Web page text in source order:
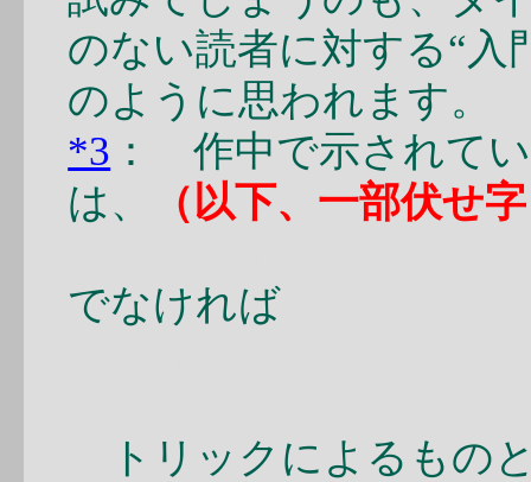
のない読者に対する“入
のように思われます。
*3 ： 作中で示されて
は、
（以下、一部伏せ
でなければ
トリックによるもの